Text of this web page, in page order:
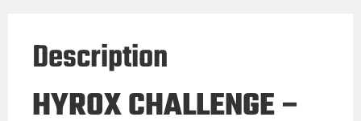
Description
HYROX CHALLENGE –